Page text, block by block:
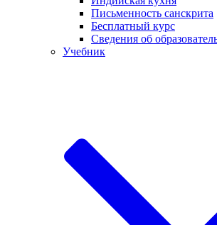
Письменность санскрита
Бесплатный курс
Сведения об
Учебник